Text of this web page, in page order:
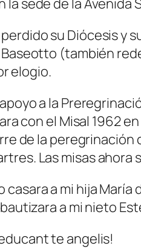
sede de la Avenida
su Diócesis y
(también
elogio.
a la
con el Misal 1962
de la
Las misas ahora
a mi hija
a mi nieto
te angelis!